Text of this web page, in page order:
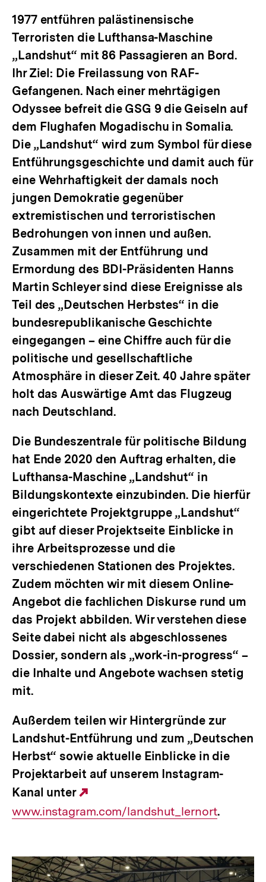
1977 entführen palästinensische
Terroristen die Lufthansa-Maschine
„Landshut“ mit 86 Passagieren an Bord.
Ihr Ziel: Die Freilassung von RAF-
Gefangenen. Nach einer mehrtägigen
Odyssee befreit die GSG 9 die Geiseln auf
dem Flughafen Mogadischu in Somalia.
Die „Landshut“ wird zum Symbol für diese
Entführungsgeschichte und damit auch für
eine Wehrhaftigkeit der damals noch
jungen Demokratie gegenüber
extremistischen und terroristischen
Bedrohungen von innen und außen.
Zusammen mit der Entführung und
Ermordung des BDI-Präsidenten Hanns
Martin Schleyer sind diese Ereignisse als
Teil des „Deutschen Herbstes“ in die
bundesrepublikanische Geschichte
eingegangen – eine Chiffre auch für die
politische und gesellschaftliche
Atmosphäre in dieser Zeit. 40 Jahre später
holt das Auswärtige Amt das Flugzeug
nach Deutschland.
Die Bundeszentrale für politische Bildung
hat Ende 2020 den Auftrag erhalten, die
Lufthansa-Maschine „Landshut“ in
Bildungskontexte einzubinden. Die hierfür
eingerichtete Projektgruppe „Landshut“
gibt auf dieser Projektseite Einblicke in
ihre Arbeitsprozesse und die
verschiedenen Stationen des Projektes.
Zudem möchten wir mit diesem Online-
Angebot die fachlichen Diskurse rund um
das Projekt abbilden. Wir verstehen diese
Seite dabei nicht als abgeschlossenes
Dossier, sondern als „work-in-progress“ –
die Inhalte und Angebote wachsen stetig
mit.
Außerdem teilen wir Hintergründe zur
Landshut-Entführung und zum „Deutschen
Herbst“ sowie aktuelle Einblicke in die
Projektarbeit auf unserem Instagram-
Kanal unter
Link:
www.instagram.com/landshut_lernort.